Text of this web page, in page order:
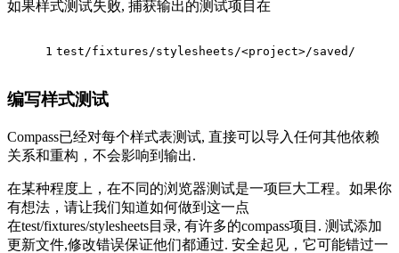
如果样式测试失败, 捕获输出的测试项目在
1 test/fixtures/stylesheets/<project>/saved/
编写样式测试
Compass已经对每个样式表测试, 直接可以导入任何其他依赖
关系和重构，不会影响到输出.
在某种程度上，在不同的浏览器测试是一项巨大工程。如果你
有想法，请让我们知道如何做到这一点
在test/fixtures/stylesheets目录, 有许多的compass项目. 测试添加
更新文件,修改错误保证他们都通过. 安全起见，它可能错过一